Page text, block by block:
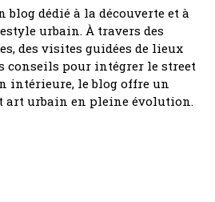
blog dédié à la découverte et à
urbain. À travers des
des visites guidées de lieux
conseils pour intégrer le street
intérieure, le blog offre un
art urbain en pleine évolution.